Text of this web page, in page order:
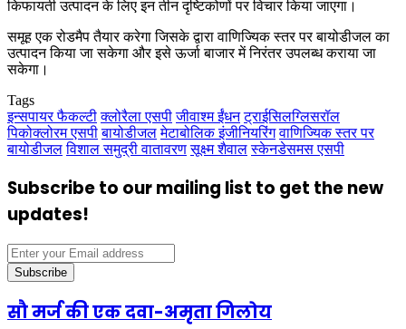
किफायती उत्पादन के लिए इन तीन दृष्टिकोणों पर विचार किया जाएगा।
समूह एक रोडमैप तैयार करेगा जिसके द्वारा वाणिज्यिक स्तर पर बायोडीजल का
उत्पादन किया जा सकेगा और इसे ऊर्जा बाजार में निरंतर उपलब्ध कराया जा
सकेगा।
Tags
इन्सपायर फैकल्टी क्लोरैला एसपी जीवाश्म ईंधन ट्राईसिलग्लिसरॉल
पिकोक्लोरम एसपी बायोडीजल मेटाबोलिक इंजीनियरिंग वाणिज्यिक स्तर पर
बायोडीजल विशाल समुद्री वातावरण सूक्ष्म शैवाल स्केनडेसमस एसपी
Subscribe to our mailing list to get the new
updates!
Enter
your
Email
address
सौ मर्ज की एक दवा-अमृता गिलोय